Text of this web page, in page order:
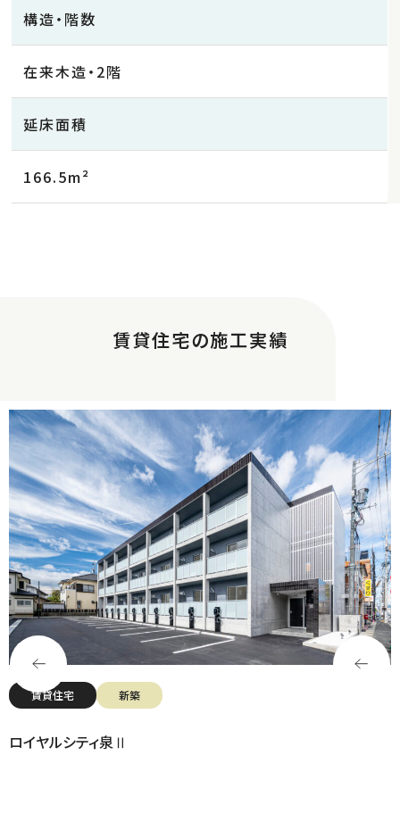
構造・階数
在来木造・2階
延床面積
166.5m²
賃貸住宅の施工実績
賃貸住宅 新築
ロイヤルシティ泉Ⅱ